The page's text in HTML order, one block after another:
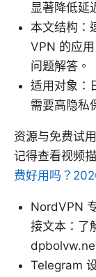
显著降低延
本文结构：
VPN 的应
问题解答。
适用对象：
需要高隐私
资源与免费试
记得查看视频
费好用吗？
NordVPN
接文本：了
Telegram